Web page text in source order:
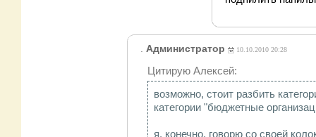
Администратор 10.10.2010 20:28
Цитирую Алексей:
возможно, стоит разбить
категории "бюджетные
я, конечно, говорю со своей